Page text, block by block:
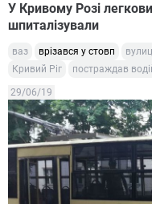
У Кривому Розі
шпиталізували
ваз врізався у стовп
Кривий Ріг
постраждав
29/06/19